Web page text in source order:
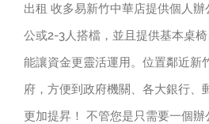
出租 收多易新竹中華店提供個人
公或2-3人搭檔，並且提供基本桌
能讓資金更靈活運用。位置鄰近新
府，方便到政府機關、各大銀行、
更加提昇！ 不管您是只需要一個